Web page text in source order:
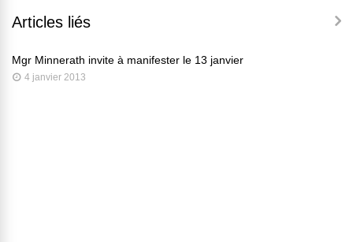
Articles liés
Mgr Minnerath invite à manifester le 13 janvier
4 janvier 2013